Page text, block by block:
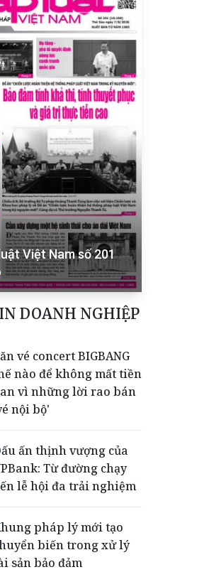
Việt Nam số 201
DOANH NGHIỆP
vé concert BIGBANG
nào để không mất tiền
vì những lời rao bán
nội bộ'
ấn thịnh vượng của
Từ đường chạy
lễ hội đa trải nghiệm
pháp lý mới tạo
biến trong xử lý
sản bảo đảm